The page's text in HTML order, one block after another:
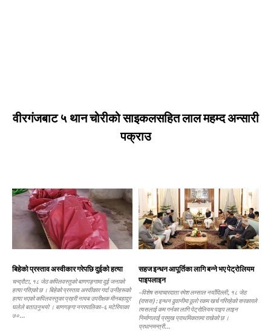
वीरगंजबाट ५ थान चोरीको साइकलसहित लाल महम्द अन्सारी
पक्राउ
बिहेको प्रस्ताव अस्वीकार गरेपछि दुईको हत्या
चन्द्रौटा, १८ जेठ कपिलवस्तुको बाणगङ्गामा दुई जनाको
हत्या गरिएको छ । बिहेको प्रस्ताव अस्वीकार गर्दा उनीहरूको
हत्या भएको कपिलवस्तुका प्रहरी नायब उपरीक्षक मीनबहादुर
घलेले बताउनुभयो । बाणगङ्गा नगरपालिका–६ मटेरियाका
७०...
सहज इन्धन आपूर्तिका लागि बन्ने भए पेट्रोलियम
पाइपलाइन
–विशेष समाचारदाता रमेश लम्साल नयाँदिल्ली, १८ जेठ
(रासस) : इन्धन ढुवानीमा ठूलो रकम खर्च गरिरहेको सरकारले
त्यसलाई कम गर्नका लागि पेट्रोलियम पाइप लाइन
निर्माणलाई प्रमुख प्राथमिकतामा राखेको छ ।
प्रधानमन्त्री...